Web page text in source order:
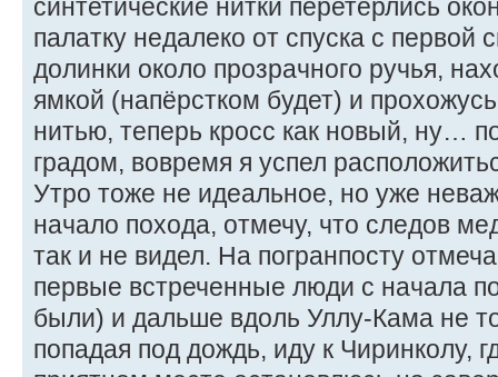
синтетические нитки перетёрлись
палатку недалеко от спуска с первой
долинки около прозрачного ручья,
ямкой (напёрстком будет) и
нитью, теперь кросс как новый, ну…
градом, вовремя я успел
Утро тоже не идеальное, но уже
начало похода, отмечу, что следов
так и не видел. На погранпосту
первые встреченные люди с начала
были) и дальше вдоль Уллу-Кама не
попадая под дождь, иду к Чиринколу,